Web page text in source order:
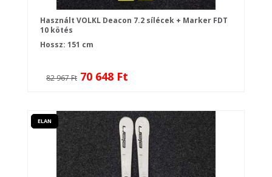
Használt VOLKL Deacon 7.2 sílécek + Marker FDT
10 kötés
Hossz: 151 cm
82 967 Ft 70 648 Ft
ELAN